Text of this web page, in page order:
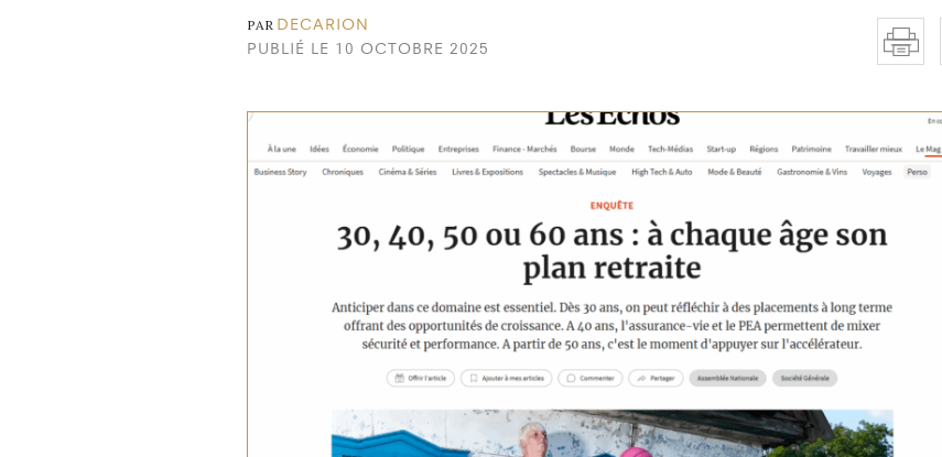
PAR DECARION
PUBLIÉ LE 10 OCTOBRE 2025